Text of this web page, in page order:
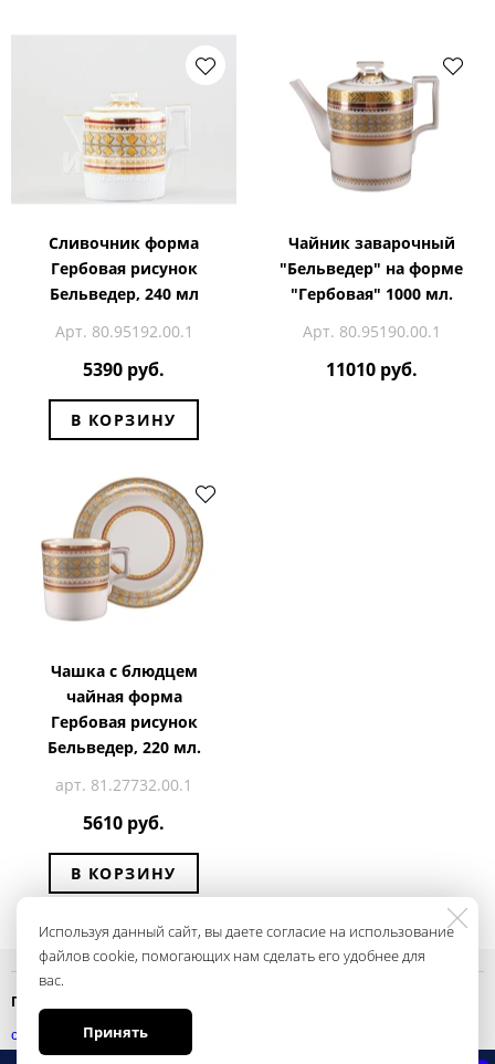
Сливочник форма
Гербовая рисунок
Бельведер, 240 мл
Арт. 80.95192.00.1
5390 руб.
В КОРЗИНУ
Чайник заварочный
"Бельведер" на форме
"Гербовая" 1000 мл.
Арт. 80.95190.00.1
11010 руб.
Чашка с блюдцем
чайная форма
Гербовая рисунок
Бельведер, 220 мл.
арт. 81.27732.00.1
5610 руб.
В КОРЗИНУ
Используя данный сайт, вы даете согласие на использование
файлов cookie, помогающих нам сделать его удобнее для
вас.
Принять
Политика конфиденциальности
смотреть